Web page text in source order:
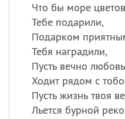
Что бы море
Тебе подарили,
Подарком
Тебя наградили,
Пусть вечно
Ходит рядом с
Пусть жизнь твоя
Льется бурной